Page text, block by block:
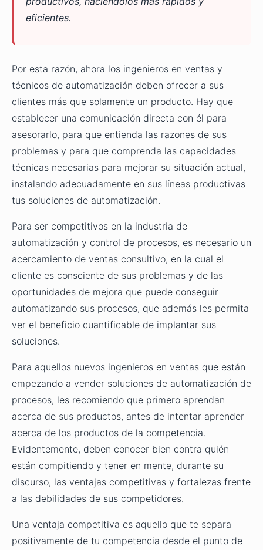
eficientes.
Por esta razón, ahora los ingenieros en ventas y
técnicos de automatización deben ofrecer a sus
clientes más que solamente un producto. Hay que
establecer una comunicación directa con él para
asesorarlo, para que entienda las razones de sus
problemas y para que comprenda las capacidades
técnicas necesarias para mejorar su situación actual,
instalando adecuadamente en sus líneas productivas
tus soluciones de automatización.
Para ser competitivos en la industria de
automatización y control de procesos, es necesario un
acercamiento de ventas consultivo, en la cual el
cliente es consciente de sus problemas y de las
oportunidades de mejora que puede conseguir
automatizando sus procesos, que además les permita
ver el beneficio cuantificable de implantar sus
soluciones.
Para aquellos nuevos ingenieros en ventas que están
empezando a vender soluciones de automatización de
procesos, les recomiendo que primero aprendan
acerca de sus productos, antes de intentar aprender
acerca de los productos de la competencia.
Evidentemente, deben conocer bien contra quién
están compitiendo y tener en mente, durante su
discurso, las ventajas competitivas y fortalezas frente
a las debilidades de sus competidores.
Una ventaja competitiva es aquello que te separa
positivamente de tu competencia desde el punto de